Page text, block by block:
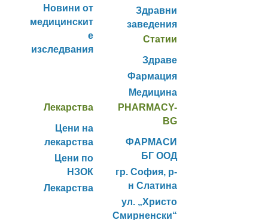
Новини от
медицинскит
е
изследвания
Здравни
заведения
Статии
Здраве
Фармация
Медицина
Лекарства
Цени на
лекарства
Цени по
НЗОК
Лекарства
PHARMACY-
BG
ФАРМАСИ
БГ ООД
гр. София, р-
н Слатина
ул. „Христо
Смирненски“